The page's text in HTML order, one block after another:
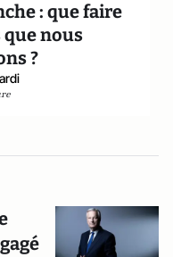
: que faire
que nous
?